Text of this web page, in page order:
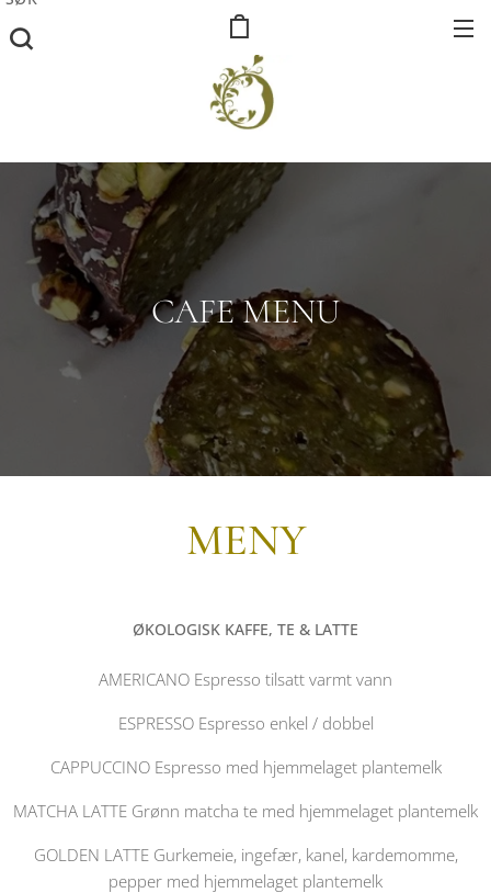
CAFE MENU
MENY
ØKOLOGISK KAFFE, TE & LATTE
AMERICANO Espresso tilsatt varmt vann
ESPRESSO Espresso enkel / dobbel
CAPPUCCINO Espresso med hjemmelaget plantemelk
MATCHA LATTE Grønn matcha te med hjemmelaget plantemelk
GOLDEN LATTE Gurkemeie, ingefær, kanel, kardemomme,
pepper med hjemmelaget plantemelk